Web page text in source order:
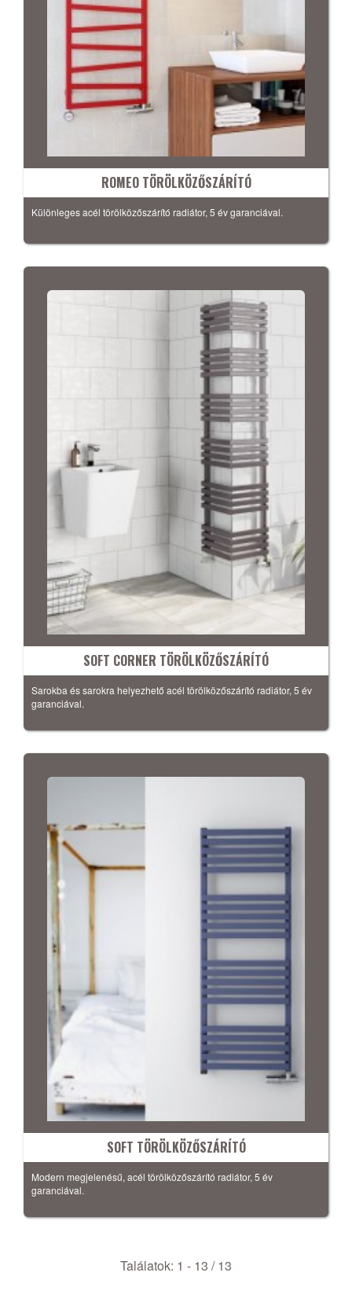
ROMEO TÖRÖLKÖZŐSZÁRÍTÓ
Különleges acél törölközőszárító radiátor, 5 év garanciával.
SOFT CORNER TÖRÖLKÖZŐSZÁRÍTÓ
Sarokba és sarokra helyezhető acél törölközőszárító radiátor, 5 év
garanciával.
SOFT TÖRÖLKÖZŐSZÁRÍTÓ
Modern megjelenésű, acél törölközőszárító radiátor, 5 év
garanciával.
Találatok: 1 - 13 / 13